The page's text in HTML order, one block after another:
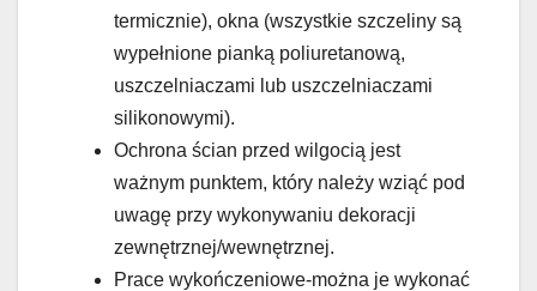
termicznie), okna (wszystkie szczeliny są
wypełnione pianką poliuretanową,
uszczelniaczami lub uszczelniaczami
silikonowymi).
Ochrona ścian przed wilgocią jest
ważnym punktem, który należy wziąć pod
uwagę przy wykonywaniu dekoracji
zewnętrznej/wewnętrznej.
Prace wykończeniowe-można je wykonać